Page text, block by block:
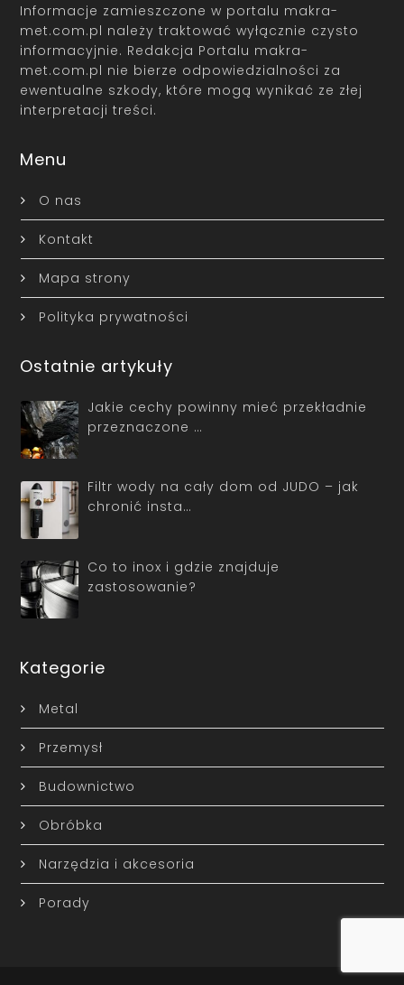
Informacje zamieszczone w portalu makra-
met.com.pl należy traktować wyłącznie czysto
informacyjnie. Redakcja Portalu makra-
met.com.pl nie bierze odpowiedzialności za
ewentualne szkody, które mogą wynikać ze złej
interpretacji treści.
Menu
O nas
Kontakt
Mapa strony
Polityka prywatności
Ostatnie artykuły
Jakie cechy powinny mieć przekładnie
przeznaczone …
Filtr wody na cały dom od JUDO – jak
chronić insta…
Co to inox i gdzie znajduje
zastosowanie?
Kategorie
Metal
Przemysł
Budownictwo
Obróbka
Narzędzia i akcesoria
Porady